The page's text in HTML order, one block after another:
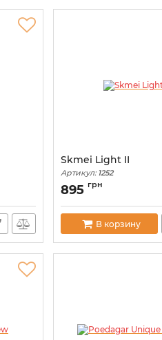
Skmei Light II
Артикул:1252
895 грн
В корзину